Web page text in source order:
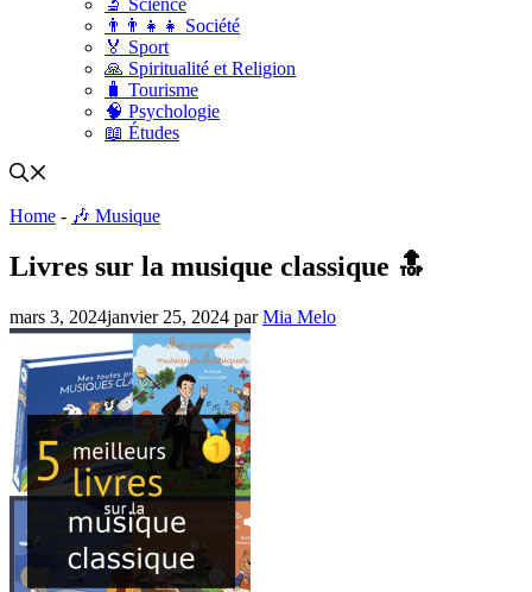
🔬 Science
👨‍👨‍👧‍👧 Société
🏅 Sport
🙏 Spiritualité et Religion
🧳 Tourisme
🧠 Psychologie
📖 Études
Home - 🎶 Musique
Livres sur la musique classique 🔝
mars 3, 2024janvier 25, 2024 parMia Melo